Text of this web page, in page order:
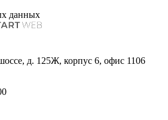
данных
д. 125Ж, корпус 6, офис 1106